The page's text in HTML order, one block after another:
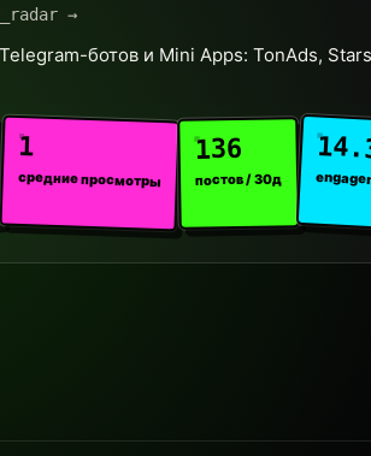
→
ботов и Mini Apps: TonAds,
1
средние просмотры
136
постов / 30д